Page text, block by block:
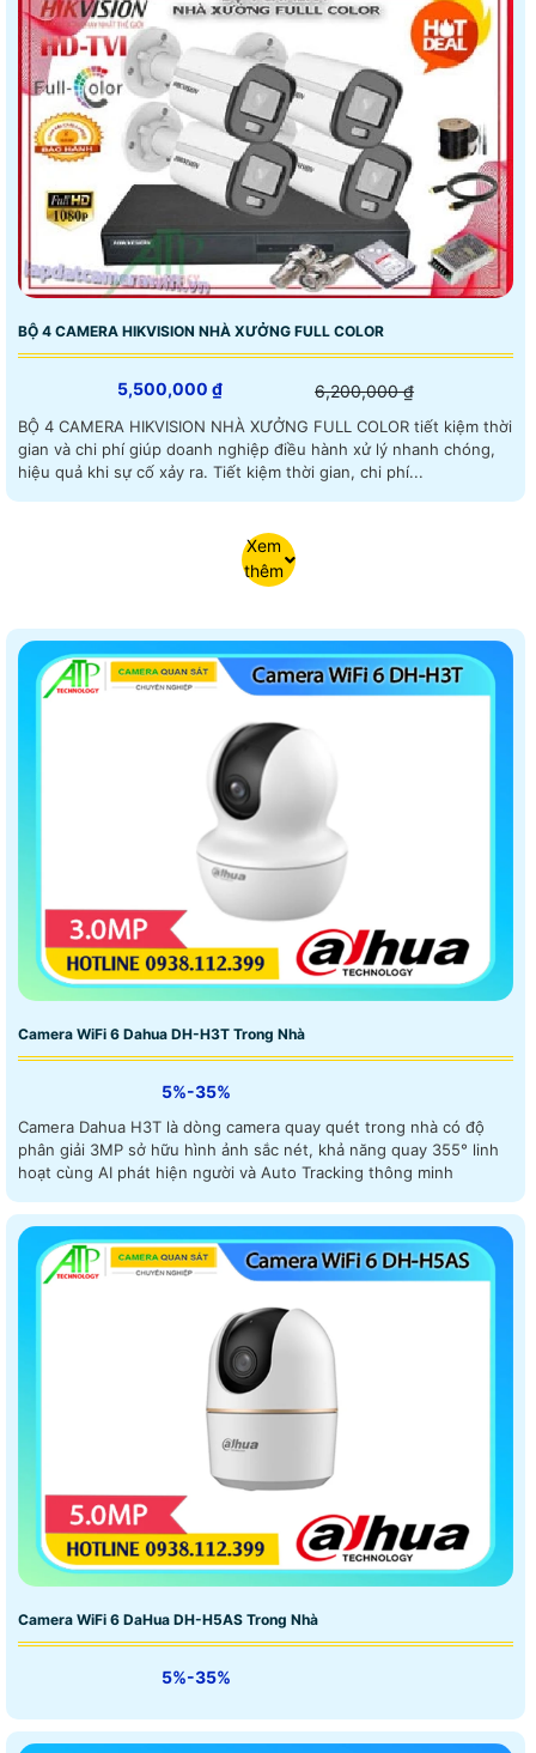
BỘ 4 CAMERA HIKVISION NHÀ XƯỞNG FULL COLOR
5,500,000 ₫ 6,200,000 ₫
BỘ 4 CAMERA HIKVISION NHÀ XƯỞNG FULL COLOR tiết kiệm thời
gian và chi phí giúp doanh nghiệp điều hành xử lý nhanh chóng,
hiệu quả khi sự cố xảy ra. Tiết kiệm thời gian, chi phí...
Xem
thêm
Camera WiFi 6 Dahua DH-H3T Trong Nhà
5%-35%
Camera Dahua H3T là dòng camera quay quét trong nhà có độ
phân giải 3MP sở hữu hình ảnh sắc nét, khả năng quay 355° linh
hoạt cùng AI phát hiện người và Auto Tracking thông minh
Camera WiFi 6 DaHua DH-H5AS Trong Nhà
5%-35%